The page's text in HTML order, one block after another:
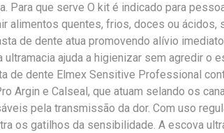
Para que serve O kit é indicado para
alimentos quentes, frios, doces ou ácidos,
de dente atua promovendo alívio
ultramacia ajuda a higienizar sem agredir o
de dente Elmex Sensitive Professional
Argin e Calseal, que atuam selando os
pela transmissão da dor. Com uso
os gatilhos da sensibilidade. A escova